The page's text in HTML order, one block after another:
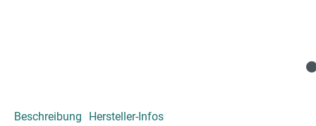
Beschreibung Hersteller-Infos